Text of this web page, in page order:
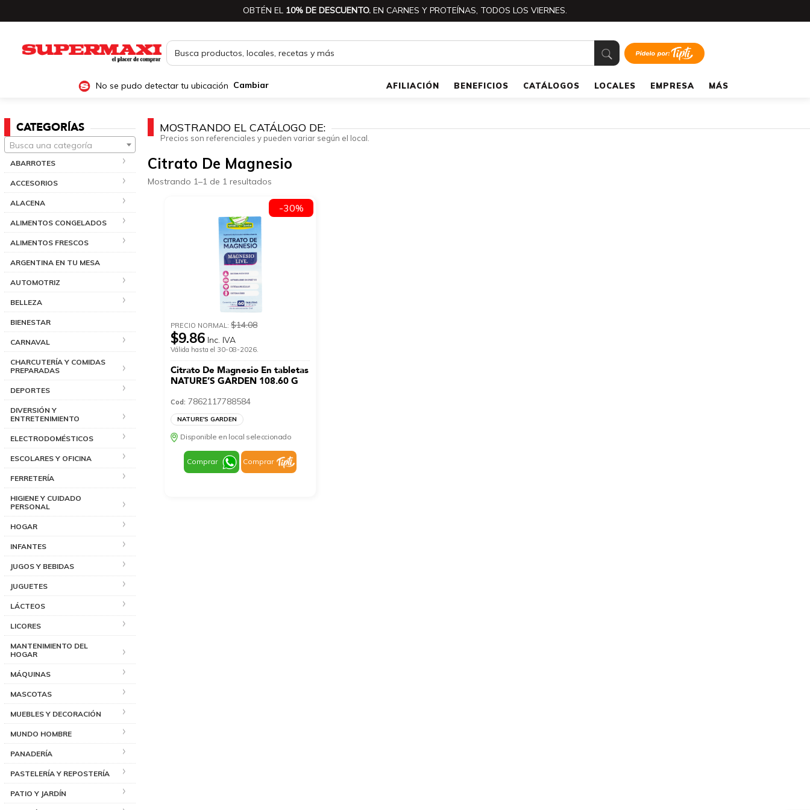
OBTÉN EL 10% DE DESCUENTO. EN CARNES Y PROTEÍNAS, TODOS LOS VIERNES.
No se pudo detectar tu ubicación Cambiar AFILIACIÓN BENEFICIOS CATÁLOGOS LOCALES EMPRESA MÁS
CATEGORÍAS
Busca una categoría
ABARROTES
ACCESORIOS
ALACENA
ALIMENTOS CONGELADOS
ALIMENTOS FRESCOS
ARGENTINA EN TU MESA
AUTOMOTRIZ
BELLEZA
BIENESTAR
CARNAVAL
CHARCUTERÍA Y COMIDAS
PREPARADAS
DEPORTES
DIVERSIÓN Y
ENTRETENIMIENTO
ELECTRODOMÉSTICOS
ESCOLARES Y OFICINA
FERRETERÍA
HIGIENE Y CUIDADO
PERSONAL
HOGAR
INFANTES
JUGOS Y BEBIDAS
JUGUETES
LÁCTEOS
LICORES
MANTENIMIENTO DEL
HOGAR
MÁQUINAS
MASCOTAS
MUEBLES Y DECORACIÓN
MUNDO HOMBRE
PANADERÍA
PASTELERÍA Y REPOSTERÍA
PATIO Y JARDÍN
MOSTRANDO EL CATÁLOGO DE:
Precios son referenciales y pueden variar según el local.
Citrato De Magnesio
Mostrando 1–1 de 1 resultados
PRECIO NORMAL:$14.08
$9.86 Inc. IVA
Válida hasta el 30-08-2026.
Citrato De Magnesio En tabletas
NATURE’S GARDEN 108.60 G
Cod: 7862117788584
NATURE'S GARDEN
Disponible en local seleccionado
Comprar Comprar
-30%